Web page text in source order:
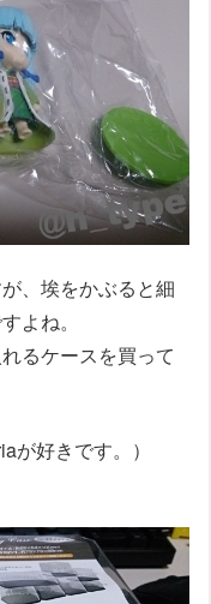
、埃をかぶると細
よね。
るケースを買って
が好きです。）